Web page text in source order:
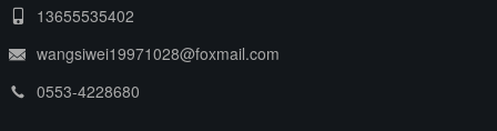
13655535402
wangsiwei19971028@foxmail.com
0553-4228680